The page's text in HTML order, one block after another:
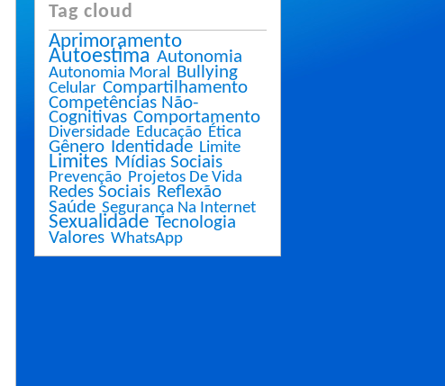
Tag cloud
Aprimoramento
Autoestima Autonomia
Autonomia Moral Bullying
Celular Compartilhamento
Competências Não-
Cognitivas Comportamento
Diversidade Educação Ética
Gênero Identidade Limite
Limites Mídias Sociais
Prevenção Projetos De Vida
Redes Sociais Reflexão
Saúde Segurança Na Internet
Sexualidade Tecnologia
Valores WhatsApp